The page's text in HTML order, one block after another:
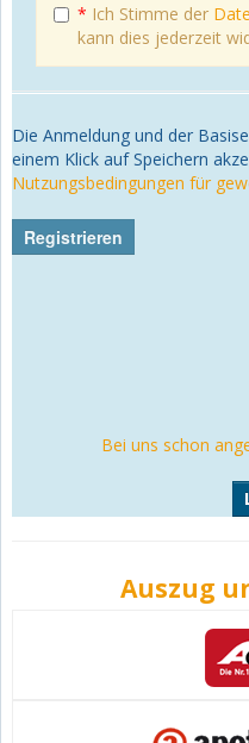
* Ich Stimme der
kann dies jederzeit
Die Anmeldung und der
einem Klick auf Speichern
Nutzungsbedingungen für
Bei uns schon
Auszug